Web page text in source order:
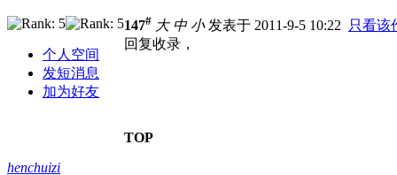
个人空间
发短消息
加为好友
147# 大 中 小发表于 2011-9-5 10:22
只看该
回复收录，
TOP
henchuizi